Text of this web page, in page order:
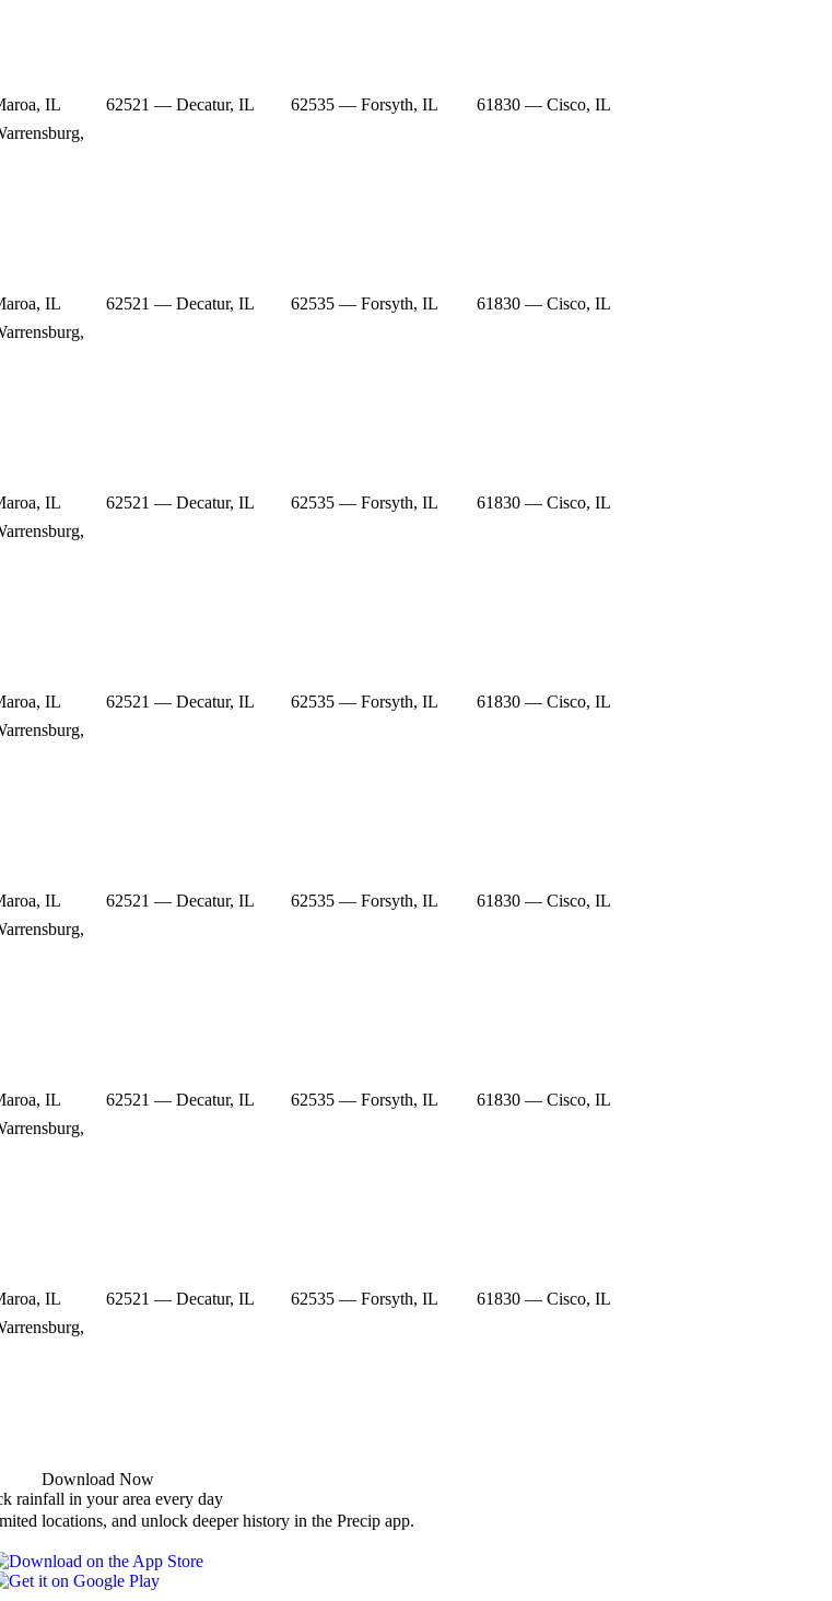
IL 62521 — Decatur, IL 62535 — Forsyth, IL
61830 — Cisco, IL
IL 62521 — Decatur, IL 62535 — Forsyth, IL
61830 — Cisco, IL
IL 62521 — Decatur, IL 62535 — Forsyth, IL
61830 — Cisco, IL
IL 62521 — Decatur, IL 62535 — Forsyth, IL
61830 — Cisco, IL
IL 62521 — Decatur, IL 62535 — Forsyth, IL
61830 — Cisco, IL
IL 62521 — Decatur, IL 62535 — Forsyth, IL
61830 — Cisco, IL
IL 62521 — Decatur, IL 62535 — Forsyth, IL
61830 — Cisco, IL
Download Now
rainfall in your area every day
locations, and unlock deeper history in the Precip app.